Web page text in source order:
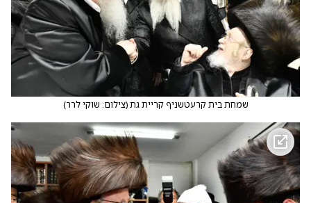
שמחת בית קרעטשניף קריית גת(צילום: שוקי לרר)